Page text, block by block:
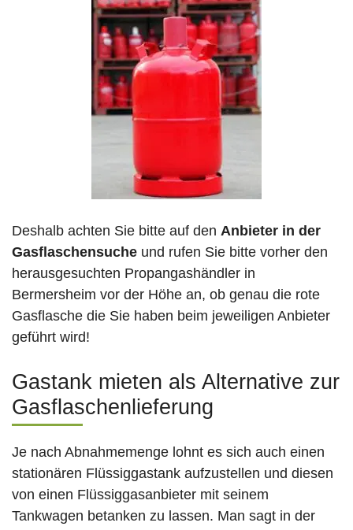
Deshalb achten Sie bitte auf den Anbieter in der
Gasflaschensuche und rufen Sie bitte vorher den
herausgesuchten Propangashändler in
Bermersheim vor der Höhe an, ob genau die rote
Gasflasche die Sie haben beim jeweiligen Anbieter
geführt wird!
Gastank mieten als Alternative zur
Gasflaschenlieferung
Je nach Abnahmemenge lohnt es sich auch einen
stationären Flüssiggastank aufzustellen und diesen
von einen Flüssiggasanbieter mit seinem
Tankwagen betanken zu lassen. Man sagt in der